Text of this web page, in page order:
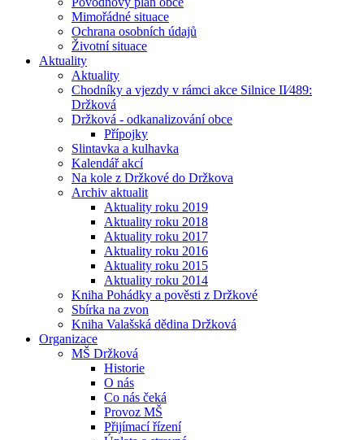
Mimořádné situace
Ochrana osobních údajů
Životní situace
Aktuality
Aktuality
Chodníky a vjezdy v rámci akce Silnice II⁄489:
Držková
Držková - odkanalizování obce
Přípojky
Slintavka a kulhavka
Kalendář akcí
Na kole z Držkové do Držkova
Archiv aktualit
Aktuality roku 2019
Aktuality roku 2018
Aktuality roku 2017
Aktuality roku 2016
Aktuality roku 2015
Aktuality roku 2014
Kniha Pohádky a pověsti z Držkové
Sbírka na zvon
Kniha Valašská dědina Držková
Organizace
MŠ Držková
Historie
O nás
Co nás čeká
Provoz MŠ
Přijímací řízení